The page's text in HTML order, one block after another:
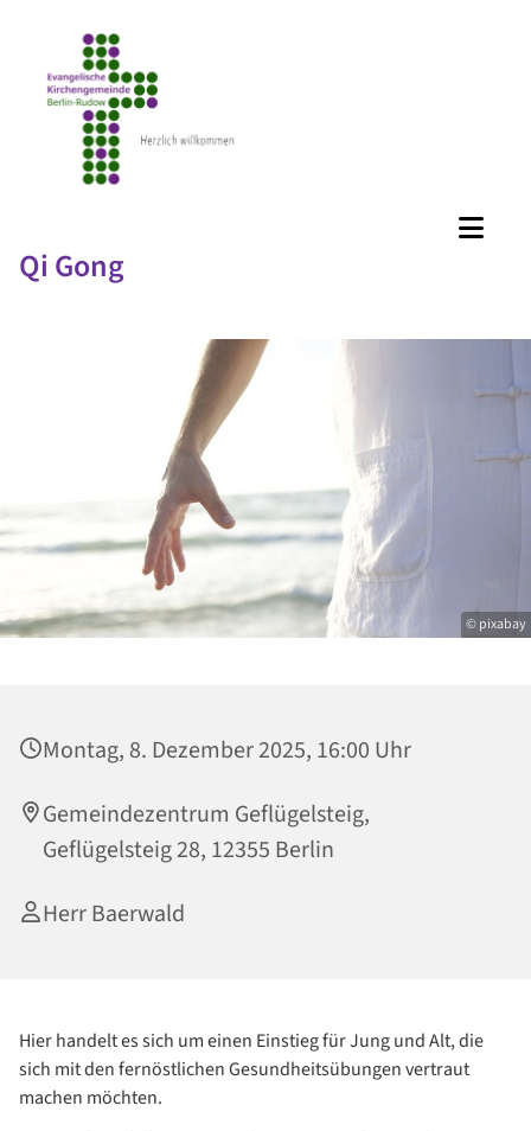
Qi Gong
© pixabay
Montag, 8. Dezember 2025, 16:00 Uhr
Gemeindezentrum Geflügelsteig,
Geflügelsteig 28, 12355 Berlin
Herr Baerwald
Hier handelt es sich um einen Einstieg für Jung und Alt, die
sich mit den fernöstlichen Gesundheitsübungen vertraut
machen möchten.